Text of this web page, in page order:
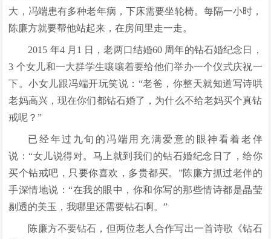
大，冯端患有多种老年病，下床需要坐轮椅。每隔一小时，
陈廉方就要帮他站起来，在房间里走一走。
2015 年4 月1 日，老两口结婚60 周年的钻石婚纪念日，
3 个女儿和一大群学生嚷嚷着要给他们举办一个仪式庆祝一
下。小女儿跟冯端开玩笑说：“老爸，你整天就知道写诗哄
老妈高兴，现在你们都钻石婚了，为什么不给老妈买个真钻
戒呢？”
已经年过九旬的冯端用充满爱意的眼神看着老伴
说：“女儿说得对。马上就到我们的钻石婚纪念日了，给你
买个钻戒吧，只要你喜欢，多贵都买。”陈廉方抓过老伴的
手深情地说：“在我的眼中，你和你写的那些情诗都是晶莹
剔透的美玉，我哪里还需要钻石啊。”
陈廉方不要钻石，但两位老人合作写出一首诗歌《钻石